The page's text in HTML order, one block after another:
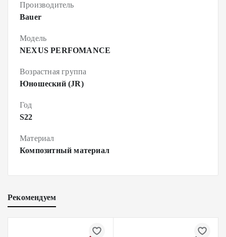
Производитель
Bauer
Модель
NEXUS PERFOMANCE
Возрастная группа
Юношеский (JR)
Год
S22
Материал
Композитный материал
Рекомендуем